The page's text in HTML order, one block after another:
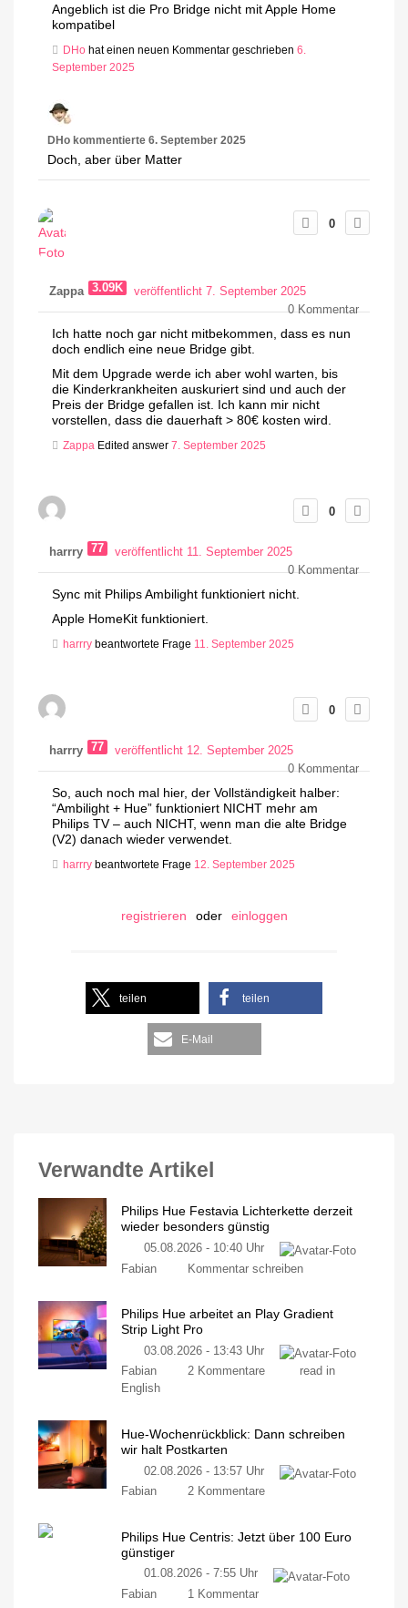
Angeblich ist die Pro Bridge nicht mit Apple Home
kompatibel
DHo hat einen neuen Kommentar geschrieben 6.
September 2025
DHo kommentierte 6. September 2025
Doch, aber über Matter
0
Zappa 3.09K
veröffentlicht 7. September 2025
0Kommentar
Ich hatte noch gar nicht mitbekommen, dass es nun
doch endlich eine neue Bridge gibt.
Mit dem Upgrade werde ich aber wohl warten, bis
die Kinderkrankheiten auskuriert sind und auch der
Preis der Bridge gefallen ist. Ich kann mir nicht
vorstellen, dass die dauerhaft > 80€ kosten wird.
Zappa Edited answer 7. September 2025
0
harrry 77
veröffentlicht 11. September 2025
0Kommentar
Sync mit Philips Ambilight funktioniert nicht.
Apple HomeKit funktioniert.
harrry beantwortete Frage 11. September 2025
0
harrry 77
veröffentlicht 12. September 2025
0Kommentar
So, auch noch mal hier, der Vollständigkeit halber:
“Ambilight + Hue” funktioniert NICHT mehr am
Philips TV – auch NICHT, wenn man die alte Bridge
(V2) danach wieder verwendet.
harrry beantwortete Frage 12. September 2025
registrieren oder einloggen
teilen teilen
E-Mail
Verwandte Artikel
Philips Hue Festavia Lichterkette derzeit
wieder besonders günstig
05.08.2026 - 10:40 Uhr
Fabian
Kommentar schreiben
Philips Hue arbeitet an Play Gradient
Strip Light Pro
03.08.2026 - 13:43 Uhr
Fabian
2 Kommentare
read in
English
Hue-Wochenrückblick: Dann schreiben
wir halt Postkarten
02.08.2026 - 13:57 Uhr
Fabian
2 Kommentare
Philips Hue Centris: Jetzt über 100 Euro
günstiger
01.08.2026 - 7:55 Uhr
Fabian
1 Kommentar